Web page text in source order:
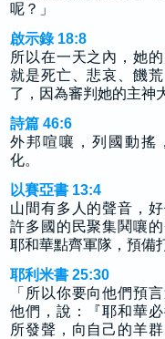
呢？」
啟示錄 18:8
所以在一天之內，她
就是死亡、悲哀、饑
了，因為審判她的主神
詩篇 46:6
外邦喧嚷，列國動搖
化。
以賽亞書 13:4
山間有多人的聲音，
許多國的民聚集鬨嚷
耶和華點齊軍隊，預備
耶利米書 25:30
「所以你要向他們預
他們，說：『耶和華
所發聲，向自己的羊